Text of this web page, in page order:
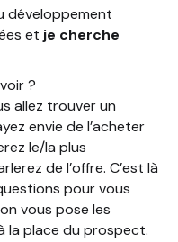
développement
et je cherche
?
allez trouver un
envie de l’acheter
le/la plus
de l’offre. C’est là
pour vous
vous pose les
la place du prospect.